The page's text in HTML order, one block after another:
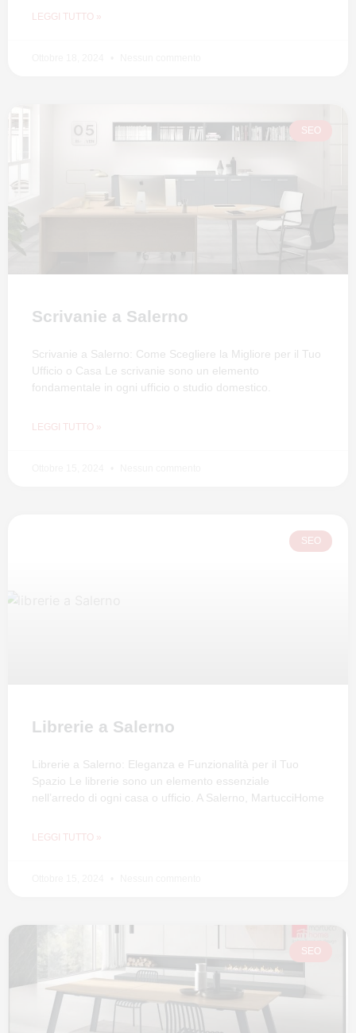
LEGGI TUTTO »
SEO
Scrivanie a Salerno
Scrivanie a Salerno: Come Scegliere la Migliore per il Tuo
Ufficio o Casa Le scrivanie sono un elemento
fondamentale in ogni ufficio o studio domestico.
LEGGI TUTTO »
SEO
Librerie a Salerno
Librerie a Salerno: Eleganza e Funzionalità per il Tuo
Spazio Le librerie sono un elemento essenziale
nell’arredo di ogni casa o ufficio. A Salerno, MartucciHome
LEGGI TUTTO »
SEO